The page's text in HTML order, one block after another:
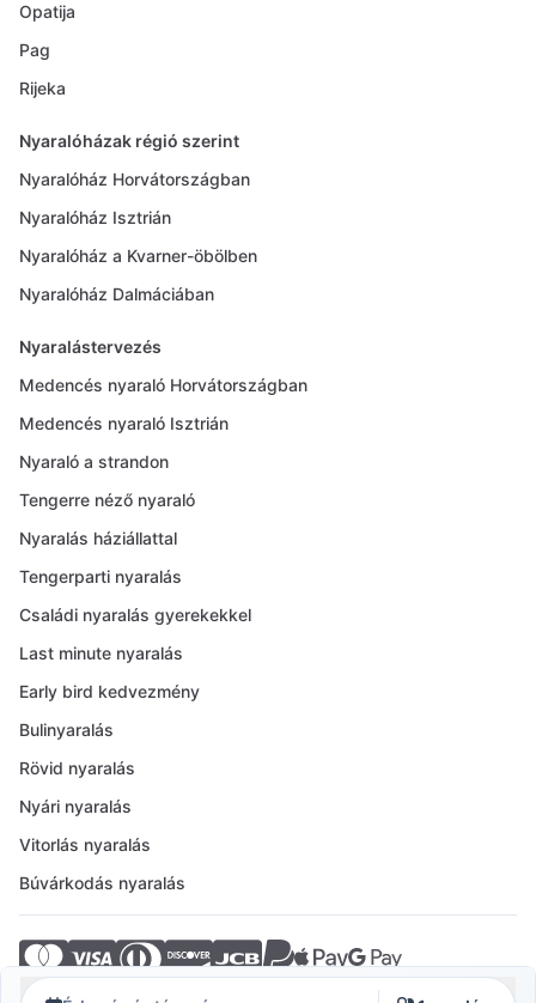
Opatija
Pag
Rijeka
Nyaralóházak régió szerint
Nyaralóház Horvátországban
Nyaralóház Isztrián
Nyaralóház a Kvarner-öbölben
Nyaralóház Dalmáciában
Nyaralástervezés
Medencés nyaraló Horvátországban
Medencés nyaraló Isztrián
Nyaraló a strandon
Tengerre néző nyaraló
Nyaralás háziállattal
Tengerparti nyaralás
Családi nyaralás gyerekekkel
Last minute nyaralás
Early bird kedvezmény
Bulinyaralás
Rövid nyaralás
Nyári nyaralás
Vitorlás nyaralás
Búvárkodás nyaralás
© 2026 Crovillas GmbH